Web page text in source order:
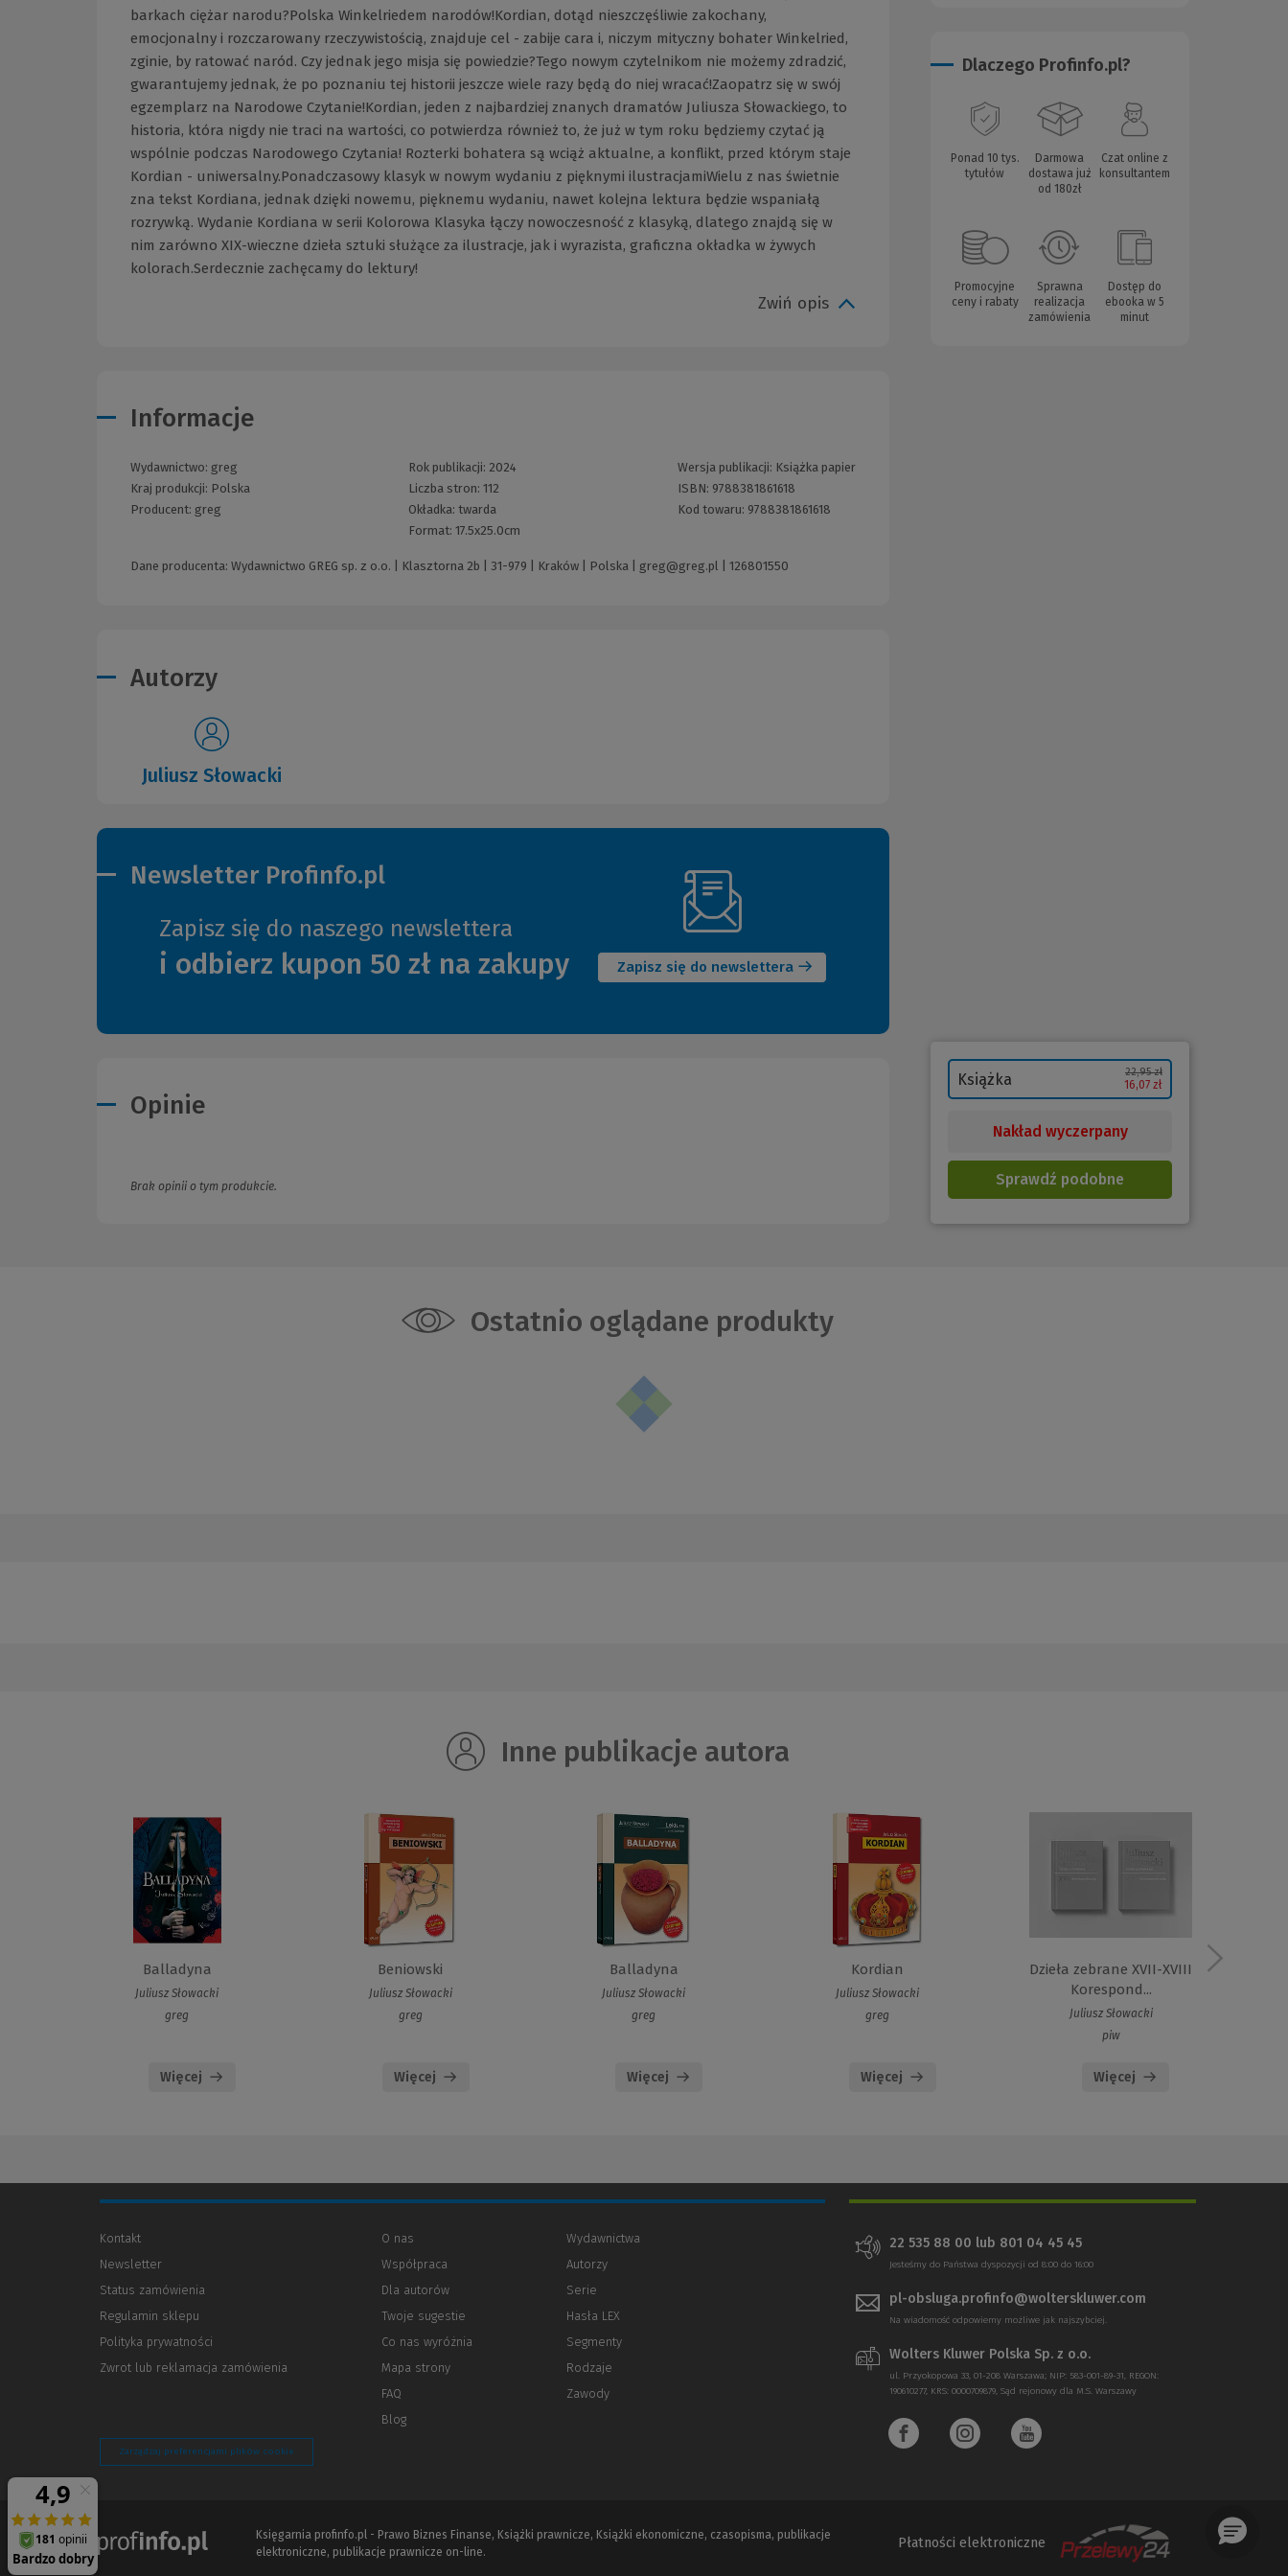
barkach ciężar narodu?Polska Winkelriedem narodów!Kordian, dotąd nieszczęśliwie zakochany,
emocjonalny i rozczarowany rzeczywistością, znajduje cel - zabije cara i, niczym mityczny bohater Winkelried,
zginie, by ratować naród. Czy jednak jego misja się powiedzie?Tego nowym czytelnikom nie możemy zdradzić,
gwarantujemy jednak, że po poznaniu tej historii jeszcze wiele razy będą do niej wracać!Zaopatrz się w swój
egzemplarz na Narodowe Czytanie!Kordian, jeden z najbardziej znanych dramatów Juliusza Słowackiego, to
historia, która nigdy nie traci na wartości, co potwierdza również to, że już w tym roku będziemy czytać ją
wspólnie podczas Narodowego Czytania! Rozterki bohatera są wciąż aktualne, a konflikt, przed którym staje
Kordian - uniwersalny.Ponadczasowy klasyk w nowym wydaniu z pięknymi ilustracjamiWielu z nas świetnie
zna tekst Kordiana, jednak dzięki nowemu, pięknemu wydaniu, nawet kolejna lektura będzie wspaniałą
rozrywką. Wydanie Kordiana w serii Kolorowa Klasyka łączy nowoczesność z klasyką, dlatego znajdą się w
nim zarówno XIX-wieczne dzieła sztuki służące za ilustracje, jak i wyrazista, graficzna okładka w żywych
kolorach.Serdecznie zachęcamy do lektury!
Zwiń opis
Informacje
Wydawnictwo: greg
Kraj produkcji: Polska
Producent: greg
Rok publikacji: 2024
Liczba stron: 112
Okładka: twarda
Format: 17.5x25.0cm
Wersja publikacji: Książka papier
ISBN: 9788381861618
Kod towaru: 9788381861618
Dane producenta: Wydawnictwo GREG sp. z o.o. | Klasztorna 2b | 31-979 | Kraków | Polska | greg@greg.pl 126801550
Autorzy
Juliusz Słowacki
Newsletter Profinfo.pl
Zapisz się do naszego newslettera
i odbierz kupon 50 zł na zakupy Zapisz się do newslettera
okno)
Opinie
Brak opinii o tym produkcie.
Książka 22,95 zł
16,07 zł
Nakład wyczerpany
Sprawdź podobne
Dlaczego Profinfo.pl?
Ponad 10 tys.
tytułów
Darmowa
dostawa już
od 180zł
Czat online z
konsultantem
Promocyjne
ceny i rabaty
Sprawna
realizacja
zamówienia
Dostęp do
ebooka w 5
minut
Ostatnio oglądane produkty
Inne publikacje autora
Balladyna
Juliusz Słowacki
greg
Więcej
Beniowski
Juliusz Słowacki
greg
Więcej
Balladyna
Juliusz Słowacki
greg
Więcej
Kordian
Juliusz Słowacki
greg
Więcej
Dzieła zebrane XVII-XVIII
Korespond...
Juliusz Słowacki
piw
Więcej
Kontakt
Newsletter
Status zamówienia
Regulamin sklepu
Polityka prywatności
innej
Zwrot lub reklamacja zamówienia
O nas
Współpraca
Dla autorów
innej
strony)
Twoje sugestie
Co nas wyróżnia
Mapa strony
FAQ
Blog
Wydawnictwa
Autorzy
Serie
Hasła LEX
Segmenty
Rodzaje
Zawody
Zarządzaj preferencjami plików cookie
22 535 88 00 lub 801 04 45 45
Jesteśmy do Państwa dyspozycji od 8:00 do 16:00
pl-obsluga.profinfo@wolterskluwer.com
Na wiadomość odpowiemy możliwe jak najszybciej.
Wolters Kluwer Polska Sp. z o.o.
ul. Przyokopowa 33, 01-208 Warszawa; NIP: 583-001-89-31, REGON:
190610277, KRS: 0000709879, Sąd rejonowy dla M.S. Warszawy
Księgarnia profinfo.pl - Prawo Biznes Finanse, Książki prawnicze, Książki ekonomiczne, czasopisma, publikacje
elektroniczne, publikacje prawnicze on-line.
Płatności elektroniczne
(Nowe
(Link